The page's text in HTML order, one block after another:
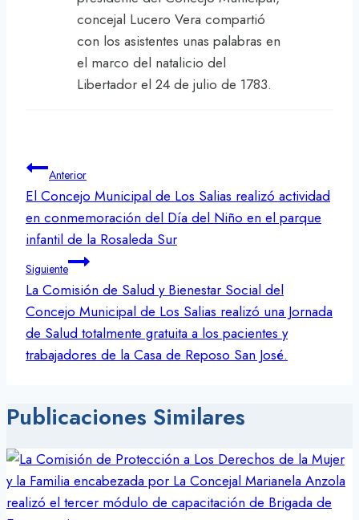
concejal Lucero Vera compartió
con los asistentes unas palabras en
el marco del natalicio del
Libertador el 24 de julio de 1783.
Navegación
de
entradas
Anterior
El Concejo Municipal de Los Salias realizó actividad
en conmemoración del Día del Niño en el parque
infantil de la Rosaleda Sur
Siguiente
La Comisión de Salud y Bienestar Social del
Concejo Municipal de Los Salias realizó una Jornada
de Salud totalmente gratuita a los pacientes y
trabajadores de la Casa de Reposo San José.
Publicaciones Similares